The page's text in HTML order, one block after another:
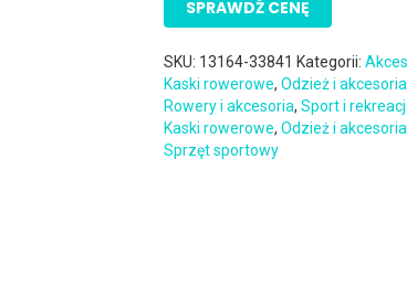
SPRAWDŹ CENĘ
SKU: 13164-33841 Kategorii:
Kaski rowerowe,Odzież i
Rowery i akcesoria,Sport i
Kaski rowerowe,Odzież i
Sprzęt sportowy